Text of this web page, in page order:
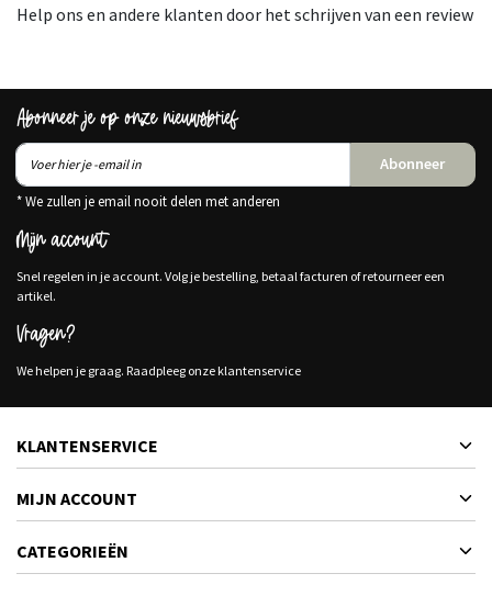
Help ons en andere klanten door het schrijven van een review
Abonneer je op onze nieuwsbrief
Abonneer
* We zullen je email nooit delen met anderen
Mijn account
Snel regelen in je account. Volg je bestelling, betaal facturen of retourneer een
artikel.
Vragen?
We helpen je graag. Raadpleeg onze klantenservice
KLANTENSERVICE
MIJN ACCOUNT
CATEGORIEËN